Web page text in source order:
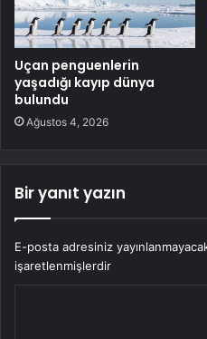
Uçan penguenlerin
yaşadığı kayıp dünya
bulundu
Ağustos 4, 2026
Bir yanıt yazın
E-posta adresiniz
işaretlenmişlerdir